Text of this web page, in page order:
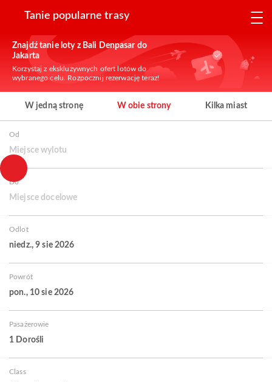
Tanie popularne trasy
Znajdź tanie loty z Bali Denpasar do
Jakarta
Korzystaj z ekskluzywnych ofert lotów do
wybranego celu. Rozpocznij rezerwację teraz!
W jedną stronę W obie strony Kilka miast
Od
Miejsce wylotu
Do
Miejsce docelowe
Odlot
niedz., 9 sie 2026
Powrót
pon., 10 sie 2026
Pasażerowie
1 Dorośli
Class